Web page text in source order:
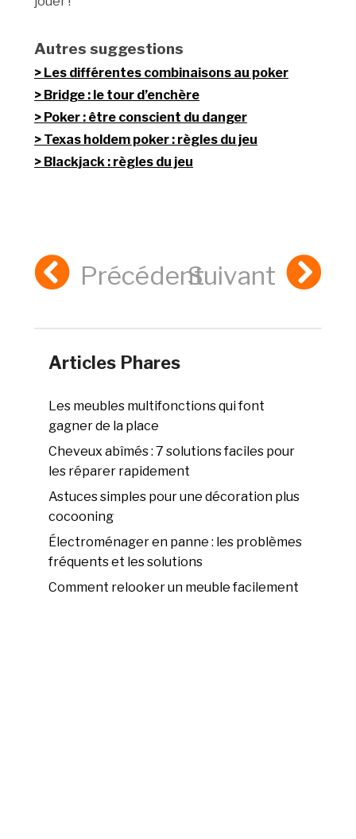
Autres suggestions
Les différentes combinaisons au poker
Bridge : le tour d’enchère
Poker : être conscient du danger
Texas holdem poker : règles du jeu
Blackjack : règles du jeu
PrécédentSuivant
Articles Phares
Les meubles multifonctions qui font
gagner de la place
Cheveux abîmés : 7 solutions faciles pour
les réparer rapidement
Astuces simples pour une décoration plus
cocooning
Électroménager en panne : les problèmes
fréquents et les solutions
Comment relooker un meuble facilement